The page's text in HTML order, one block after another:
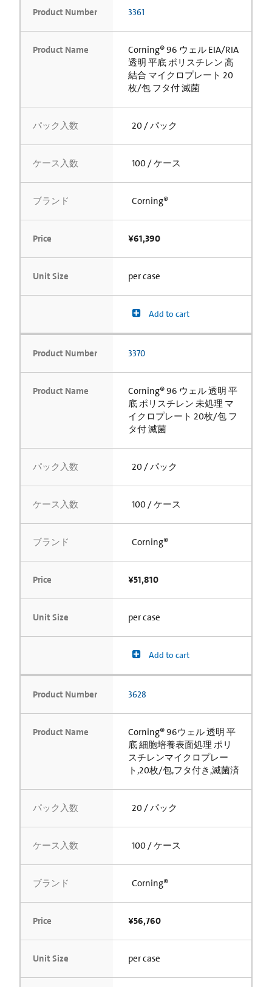
Product Number 3361
Product Name
Corning® 96 ウェル EIA/RIA
透明 平底 ポリスチレン 高
結合 マイクロプレート 20
枚/包 フタ付 滅菌
パック入数 20 / パック
ケース入数 100 / ケース
ブランド Corning®
Price ¥61,390
Unit Size per case
Add to cart
Product Number 3370
Product Name
Corning® 96 ウェル 透明 平
底 ポリスチレン 未処理 マ
イクロプレート 20枚/包 フ
タ付 滅菌
パック入数 20 / パック
ケース入数 100 / ケース
ブランド Corning®
Price ¥51,810
Unit Size per case
Add to cart
Product Number 3628
Product Name
Corning® 96ウェル 透明 平
底 細胞培養表面処理 ポリ
スチレンマイクロプレー
ト,20枚/包,フタ付き,滅菌済
パック入数 20 / パック
ケース入数 100 / ケース
ブランド Corning®
Price ¥56,760
Unit Size per case